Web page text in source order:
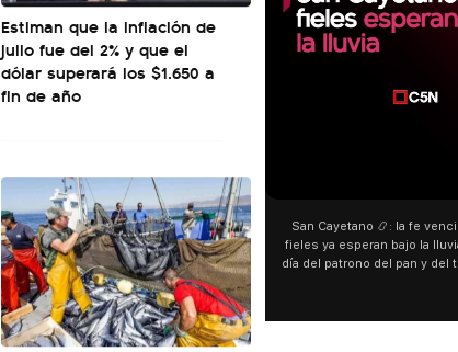
Estiman que la inflación de
julio fue del 2% y que el
dólar superará los $1.650 a
fin de año
00:00
San Cayetano 📿: la fe venció al agua y los
fieles ya esperan bajo la lluvia ➡️ A horas del
día del patrono del pan y del trabajo, miles de
personas acampan en Liniers para agradecer
y pedir. 🎙️ @bernardomagnago